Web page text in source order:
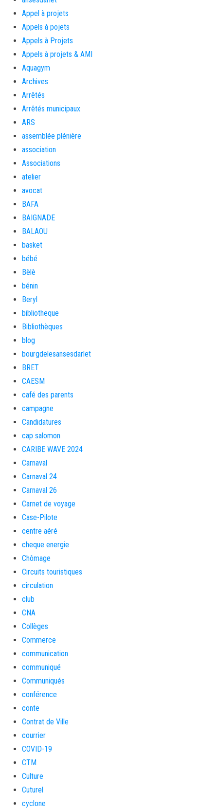
Appel à projets
Appels à pojets
Appels à Projets
Appels à projets & AMI
Aquagym
Archives
Arrêtés
Arrêtés municipaux
ARS
assemblée plénière
association
Associations
atelier
avocat
BAFA
BAIGNADE
BALAOU
basket
bébé
Bèlè
bénin
Beryl
bibliotheque
Bibliothèques
blog
bourgdelesansesdarlet
BRET
CAESM
café des parents
campagne
Candidatures
cap salomon
CARIBE WAVE 2024
Carnaval
Carnaval 24
Carnaval 26
Carnet de voyage
Case-Pilote
centre aéré
cheque energie
Chômage
Circuits touristiques
circulation
club
CNA
Collèges
Commerce
communication
communiqué
Communiqués
conférence
conte
Contrat de Ville
courrier
COVID-19
CTM
Culture
Cuturel
cyclone